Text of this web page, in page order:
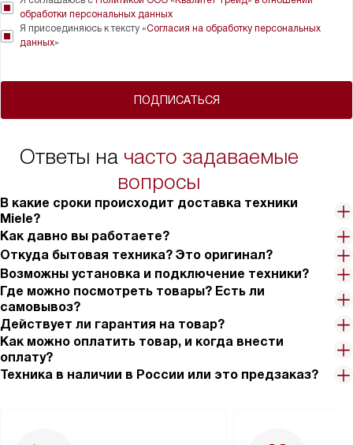
ПОДПИСАТЬСЯ
обработки персональных данных
Я присоединяюсь к тексту «Согласия на обработку персональных
данных»
Ответы на часто задаваемые
вопросы
В какие сроки происходит доставка техники
Miele?
Как давно вы работаете?
Откуда бытовая техника? Это оригинал?
Возможны установка и подключение техники?
Где можно посмотреть товары? Есть ли
самовывоз?
Действует ли гарантия на товар?
Как можно оплатить товар, и когда внести
оплату?
Техника в наличии в России или это предзаказ?